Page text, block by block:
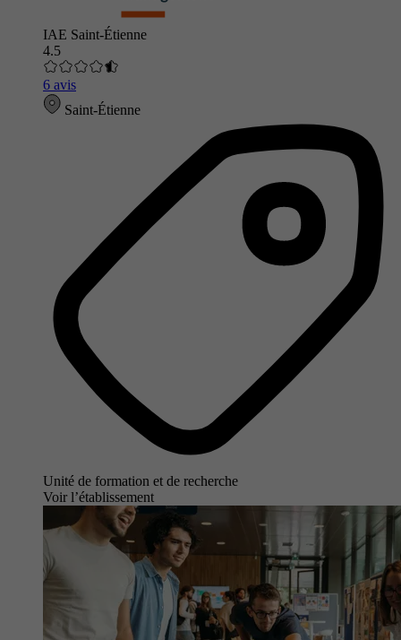
IAE Saint-Étienne
4.5
6 avis
Saint-Étienne
Unité de formation et de recherche
Voir l’établissement